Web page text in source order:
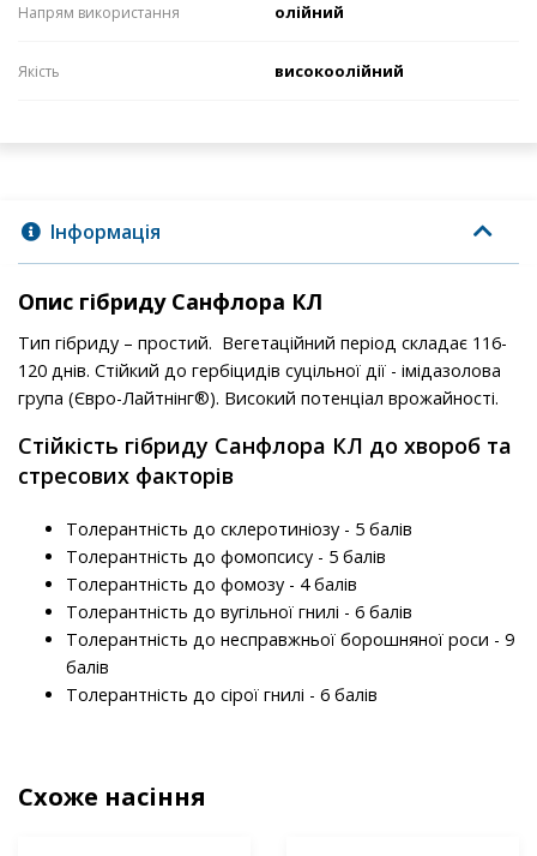
Напрям використання олійний
Якість високоолійний
Інформація
Опис гібриду Санфлора КЛ
Тип гібриду – простий. Вегетаційний період складає 116-
120 днів. Стійкий до гербіцидів суцільної дії - імідазолова
група (Євро-Лайтнінг®). Високий потенціал врожайності.
Стійкість гібриду Санфлора КЛ до хвороб та
стресових факторів
Толерантність до склеротиніозу - 5 балів
Толерантність до фомопсису - 5 балів
Толерантність до фомозу - 4 балів
Толерантність до вугільної гнилі - 6 балів
Толерантність до несправжньої борошняної роси - 9
балів
Толерантність до сірої гнилі - 6 балів
Схоже насіння